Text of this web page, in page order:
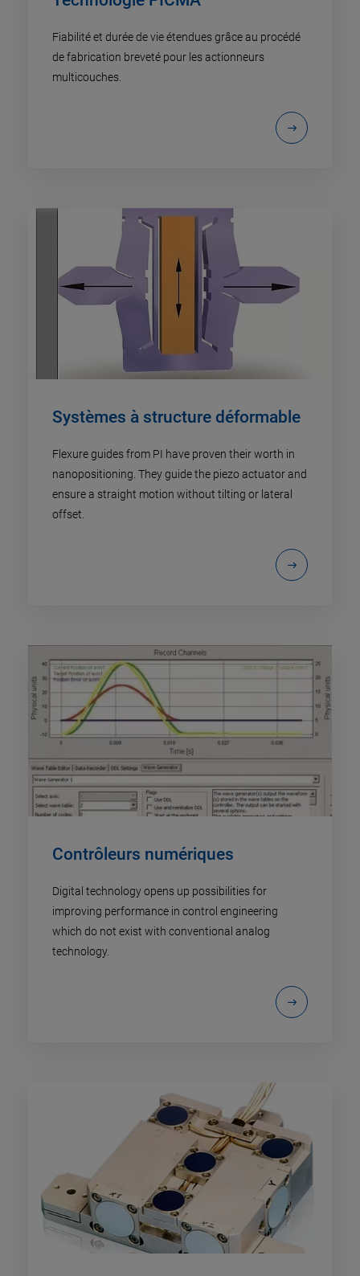
Fiabilité et durée de vie étendues grâce au procédé
de fabrication breveté pour les actionneurs
multicouches.
Systèmes à structure déformable
Flexure guides from PI have proven their worth in
nanopositioning. They guide the piezo actuator and
ensure a straight motion without tilting or lateral
offset.
Contrôleurs numériques
Digital technology opens up possibilities for
improving performance in control engineering
which do not exist with conventional analog
technology.